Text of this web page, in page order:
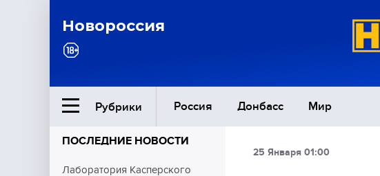
Новороссия
Рубрики Россия Донбасс Мир
Ближний Восток
ПОСЛЕДНИЕ НОВОСТИ
Лаборатория Касперского
25 Января 01:00